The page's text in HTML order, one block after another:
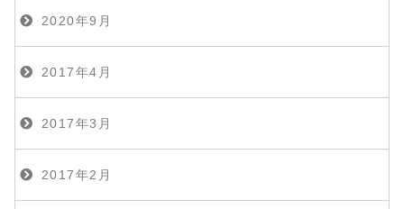
2020年9月
2017年4月
2017年3月
2017年2月